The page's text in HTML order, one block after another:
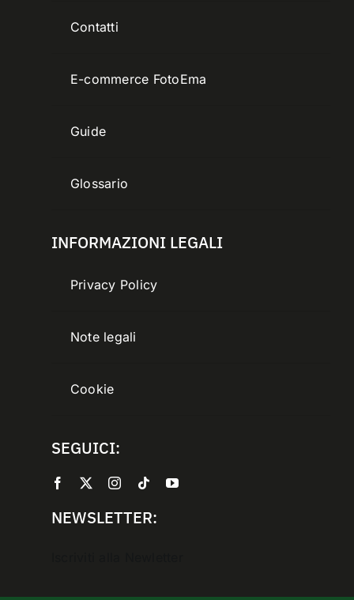
Contatti
E-commerce FotoEma
Guide
Glossario
INFORMAZIONI LEGALI
Privacy Policy
Note legali
Cookie
SEGUICI:
NEWSLETTER: